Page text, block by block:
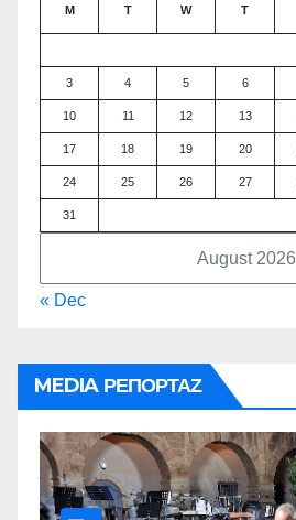
August 2026
M T W T
3 4 5 6
10 11 12 13
17 18 19 20
24 25 26 27
31
« Dec
MEDIA ΡΕΠΟΡΤΑΖ